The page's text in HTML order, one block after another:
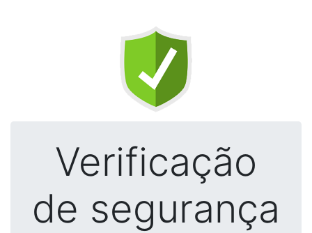
Verificação
de segurança